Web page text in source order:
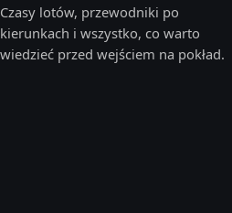
Czasy lotów, przewodniki po
kierunkach i wszystko, co warto
wiedzieć przed wejściem na pokład.